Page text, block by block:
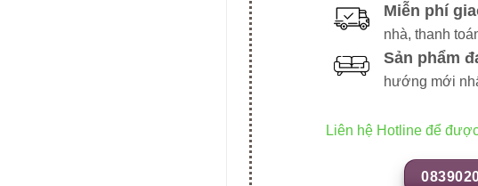
Miễn phí
nhà, thanh
Sản phẩm
hướng mới
Liên hệ Hotline để